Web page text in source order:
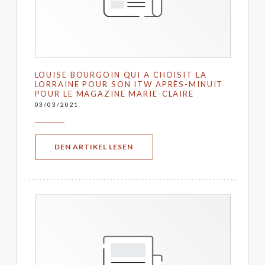
LOUISE BOURGOIN QUI A CHOISIT LA
LORRAINE POUR SON ITW APRÈS-MINUIT
POUR LE MAGAZINE MARIE-CLAIRE
03/03/2021
DEN ARTIKEL LESEN